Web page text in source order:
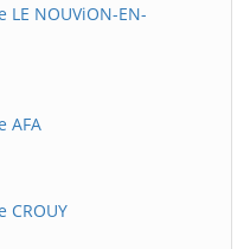
NOUViON-EN-
AFA